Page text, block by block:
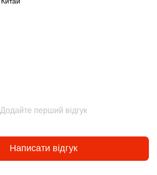
Додайте перший відгук
Написати відгук